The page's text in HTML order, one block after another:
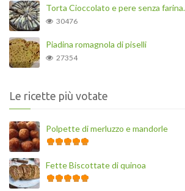
Torta Cioccolato e pere senza farina.
30476
Piadina romagnola di piselli
27354
Le ricette più votate
Polpette di merluzzo e mandorle
Fette Biscottate di quinoa